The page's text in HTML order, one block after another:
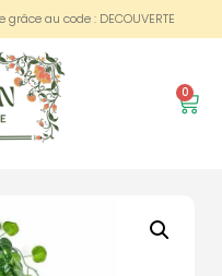
au code : DECOUVERTE
0